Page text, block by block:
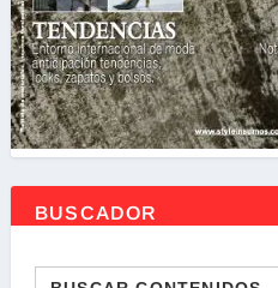
BUSCADOR
Buscar: